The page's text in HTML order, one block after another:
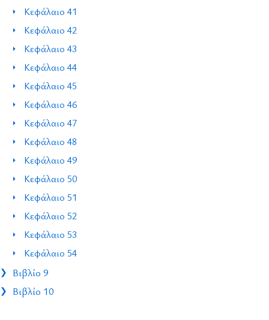
Κεφάλαιο 41
Κεφάλαιο 42
Κεφάλαιο 43
Κεφάλαιο 44
Κεφάλαιο 45
Κεφάλαιο 46
Κεφάλαιο 47
Κεφάλαιο 48
Κεφάλαιο 49
Κεφάλαιο 50
Κεφάλαιο 51
Κεφάλαιο 52
Κεφάλαιο 53
Κεφάλαιο 54
Βιβλίο 9
Βιβλίο 10